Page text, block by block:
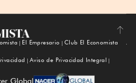
Subir
El Empresario
Club El Economista
Aviso de Privacidad Integral
Global